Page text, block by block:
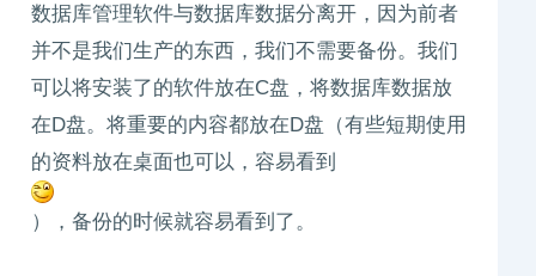
数据库管理软件与数据库数据分离开，因为前者
并不是我们生产的东西，我们不需要备份。我们
可以将安装了的软件放在C盘，将数据库数据放
在D盘。将重要的内容都放在D盘（有些短期使用
的资料放在桌面也可以，容易看到
），备份的时候就容易看到了。